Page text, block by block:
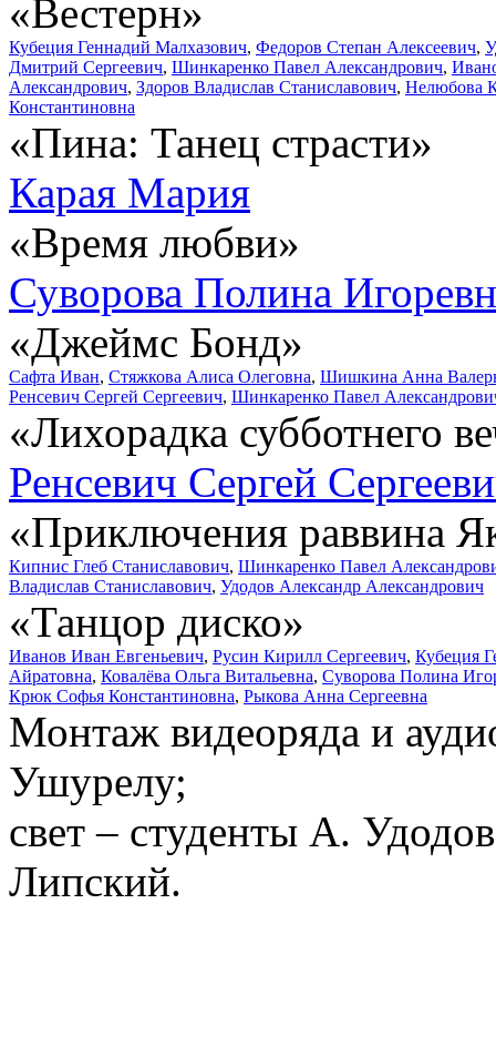
«Вестерн»
Кубеция Геннадий Малхазович, Федоров Степан Алексеевич,
Дмитрий Сергеевич, Шинкаренко Павел Александрович,
Александрович, Здоров Владислав Станиславович, Нелюбова
Константиновна
«Пина: Танец страсти»
Карая Мария
«Время любви»
Суворова Полина
«Джеймс Бонд»
Сафта Иван, Стяжкова Алиса Олеговна, Шишкина Анна
Ренсевич Сергей Сергеевич, Шинкаренко Павел
«Лихорадка субботнего
Ренсевич Сергей
«Приключения раввина
Кипнис Глеб Станиславович, Шинкаренко Павел
Владислав Станиславович, Удодов Александр Александрович
«Танцор диско»
Иванов Иван Евгеньевич, Русин Кирилл Сергеевич, Кубеция
Айратовна, Ковалёва Ольга Витальевна, Суворова Полина
Крюк Софья Константиновна, Рыкова Анна Сергеевна
Монтаж видеоряда и
Ушурелу;
свет – студенты А.
Липский.